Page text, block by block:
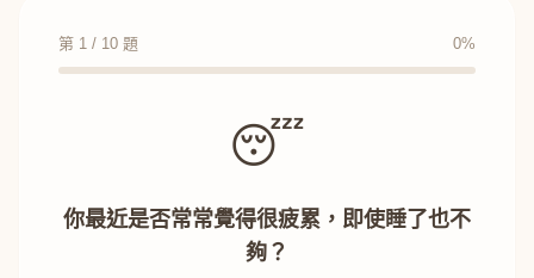
第 1 / 10 題 0%
😴
你最近是否常常覺得很疲累，即使睡了也不
夠？